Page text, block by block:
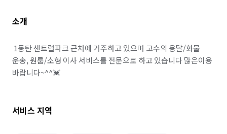
소개
1동탄 센트럴파크 근처에 거주하고 있으며 고수의 용달/화물
운송, 원룸/소형 이사 서비스를 전문으로 하고 있습니다 많은이용
바랍니다~^^💓
서비스 지역